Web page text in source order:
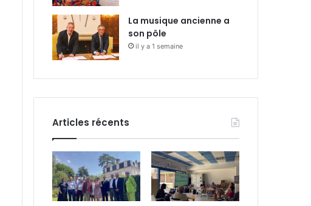
La musique ancienne a
son pôle
il y a 1 semaine
Articles récents